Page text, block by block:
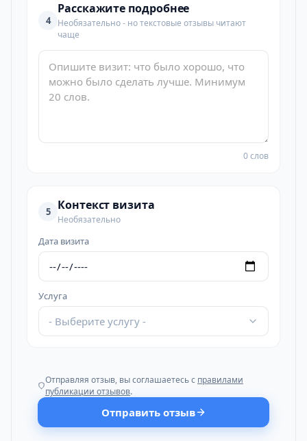
4
Расскажите подробнее
Необязательно - но текстовые отзывы читают
чаще
0 слов
5 Контекст визита
Необязательно
Дата визита
Услуга
- Выберите услугу -
Отправляя отзыв, вы соглашаетесь с правилами
публикации отзывов.
Отправить отзыв